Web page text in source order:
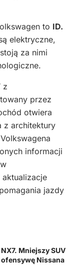
to ID.
elektryczne,
za nimi
z
przez
otwiera
z architektury
informacji
jazdy
Mniejszy SUV
Nissana